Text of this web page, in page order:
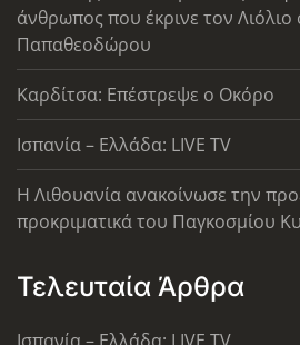
άνθρωπος που έκρινε τον
Παπαθεοδώρου
Καρδίτσα: Επέστρεψε ο Οκόρο
Ισπανία – Ελλάδα: LIVE TV
Η Λιθουανία ανακοίνωσε την
προκριματικά του Παγκοσμίου
Τελευταία Άρθρα